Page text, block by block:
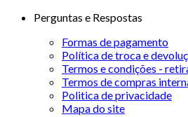
Perguntas e Respostas
Formas de pagamento
Política de troca e
Termos e condições -
Termos de compras
Politica de privacidade
Mapa do site